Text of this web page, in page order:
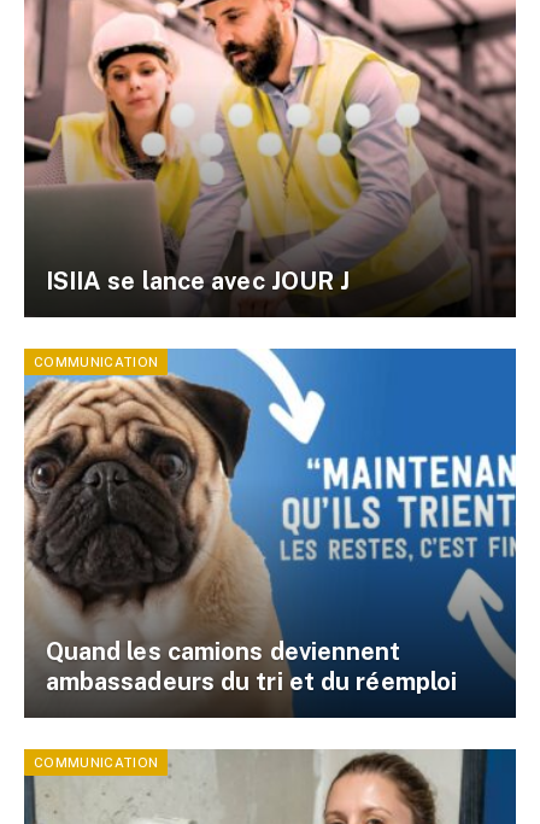
ISIIA se lance avec JOUR J
COMMUNICATION
Quand les camions deviennent
ambassadeurs du tri et du réemploi
COMMUNICATION